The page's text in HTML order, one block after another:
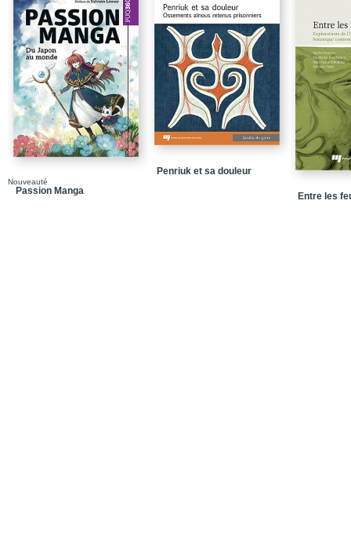
La décolonisation
La guérison
L’interprétation
Chapitre 1 / L’écriture
Qu’est-ce que
Les enjeux soulevés
Conclusions
Nouveauté
Passion Manga
Penriuk et sa douleur
Entre les